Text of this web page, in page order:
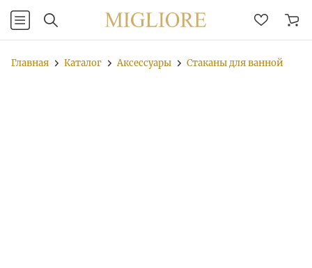
Главная Каталог Аксессуары Стаканы для ванной